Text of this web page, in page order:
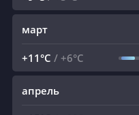
март
+11°C / +6°C
апрель